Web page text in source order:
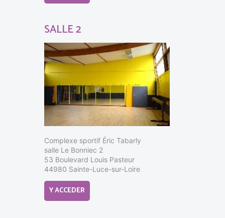
SALLE 2
Complexe sportif Éric Tabarly
salle Le Bonniec 2
53 Boulevard Louis Pasteur
44980 Sainte-Luce-sur-Loire
Y ACCEDER